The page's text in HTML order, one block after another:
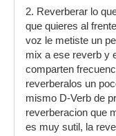
2. Reverberar lo
que quieres al
voz le metiste un
mix a ese reverb y
comparten
reverberalos un
mismo D-Verb de
reverberacion que
es muy sutil, la